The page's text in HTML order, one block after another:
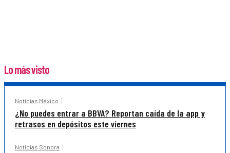
Lo más visto
Noticias México
¿No puedes entrar a BBVA? Reportan caída de la app y
retrasos en depósitos este viernes
Noticias Sonora